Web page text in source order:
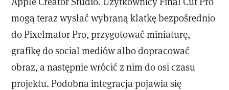
mogą teraz wysłać wybraną klatkę bezpośrednio
do Pixelmator Pro, przygotować miniaturę,
grafikę do social mediów albo dopracować
obraz, a następnie wrócić z nim do osi czasu
projektu. Podobna integracja pojawia się